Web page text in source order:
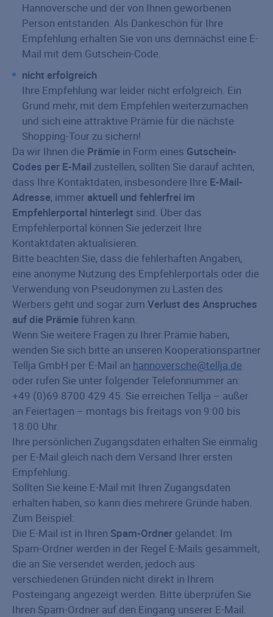
Hannoversche und der von Ihnen geworbenen
Person entstanden. Als Dankeschön für Ihre
Empfehlung erhalten Sie von uns demnächst eine E-
Mail mit dem Gutschein-Code.
nicht erfolgreich
Ihre Empfehlung war leider nicht erfolgreich. Ein
Grund mehr, mit dem Empfehlen weiterzumachen
und sich eine attraktive Prämie für die nächste
Shopping-Tour zu sichern!
Da wir Ihnen die Prämie in Form eines Gutschein-
Codes per E-Mail zustellen, sollten Sie darauf achten,
dass Ihre Kontaktdaten, insbesondere Ihre E-Mail-
Adresse, immer aktuell und fehlerfrei im
Empfehlerportal hinterlegt sind. Über das
Empfehlerportal können Sie jederzeit Ihre
Kontaktdaten aktualisieren.
Bitte beachten Sie, dass die fehlerhaften Angaben,
eine anonyme Nutzung des Empfehlerportals oder die
Verwendung von Pseudonymen zu Lasten des
Werbers geht und sogar zum Verlust des Anspruches
auf die Prämieführen kann.
Wenn Sie weitere Fragen zu Ihrer Prämie haben,
wenden Sie sich bitte an unseren Kooperationspartner
Tellja GmbH per E-Mail an hannoversche@tellja.de
oder rufen Sie unter folgender Telefonnummer an:
+49 (0)69 8700 429 45. Sie erreichen Tellja – außer
an Feiertagen – montags bis freitags von 9:00 bis
18:00 Uhr.
Ihre persönlichen Zugangsdaten erhalten Sie einmalig
per E-Mail gleich nach dem Versand Ihrer ersten
Empfehlung.
Sollten Sie keine E-Mail mit Ihren Zugangsdaten
erhalten haben, so kann dies mehrere Gründe haben.
Zum Beispiel:
Die E-Mail ist in Ihren Spam-Ordner gelandet: Im
Spam-Ordner werden in der Regel E-Mails gesammelt,
die an Sie versendet werden, jedoch aus
verschiedenen Gründen nicht direkt in Ihrem
Posteingang angezeigt werden. Bitte überprüfen Sie
Ihren Spam-Ordner auf den Eingang unserer E-Mail.